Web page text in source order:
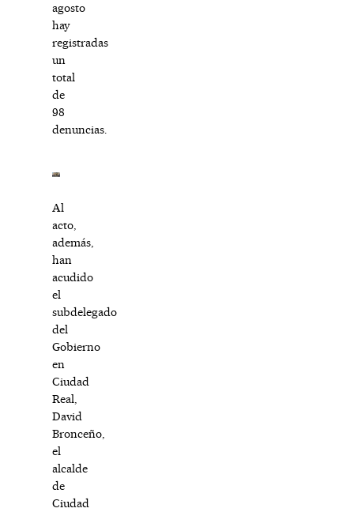
agosto
hay
registradas
un
total
de
98
denuncias.
Al
acto,
además,
han
acudido
el
subdelegado
del
Gobierno
en
Ciudad
Real,
David
Bronceño,
el
alcalde
de
Ciudad